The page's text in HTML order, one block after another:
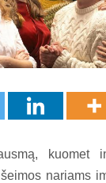
kuomet
nariams